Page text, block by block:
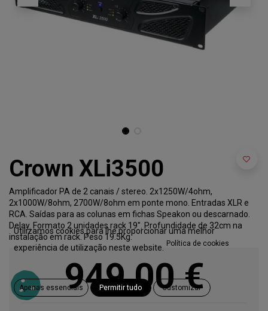
Crown XLi3500
Amplificador PA de 2 canais / stereo. 2x1250W/4ohm,
2x1000W/8ohm, 2700W/8ohm em ponte mono. Entradas XLR e
RCA. Saídas para as colunas em fichas Speakon ou descarnado.
Delay. Formato 2 unidades rack 19". Profundidade de 32cm na
instalação em rack. Peso 19.5Kg.
949,00€
Utilizamos cookies para lhe proporcionar uma melhor
experiência de utilização neste website.
Política de cookies
Apenas essenciais Permitir tudo Customizar